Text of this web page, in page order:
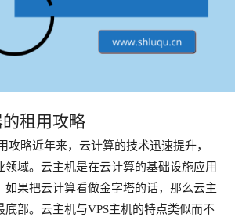
租用攻略
攻略近年来，云计算的技术迅速提升，
领域。云主机是在云计算的基础设施应用
如果把云计算看做金字塔的话，那么云主
底部。云主机与VPS主机的特点类似而不